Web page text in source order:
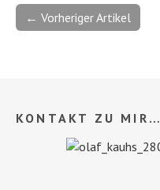
← Vorheriger Artikel
KONTAKT ZU MIR…